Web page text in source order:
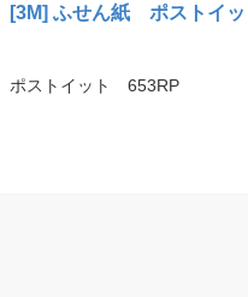
[3M] ふせん紙 ポストイ
ポストイット 653RP